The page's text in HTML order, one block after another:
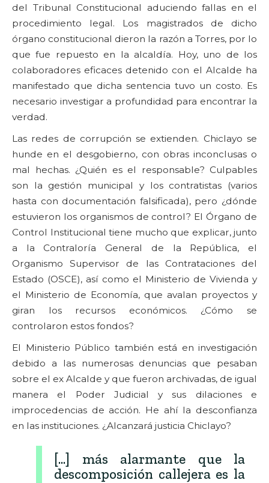
del Tribunal Constitucional aduciendo fallas en el
procedimiento legal. Los magistrados de dicho
órgano constitucional dieron la razón a Torres, por lo
que fue repuesto en la alcaldía. Hoy, uno de los
colaboradores eficaces detenido con el Alcalde ha
manifestado que dicha sentencia tuvo un costo. Es
necesario investigar a profundidad para encontrar la
verdad.
Las redes de corrupción se extienden. Chiclayo se
hunde en el desgobierno, con obras inconclusas o
mal hechas. ¿Quién es el responsable? Culpables
son la gestión municipal y los contratistas (varios
hasta con documentación falsificada), pero ¿dónde
estuvieron los organismos de control? El Órgano de
Control Institucional tiene mucho que explicar, junto
a la Contraloría General de la República, el
Organismo Supervisor de las Contrataciones del
Estado (OSCE), así como el Ministerio de Vivienda y
el Ministerio de Economía, que avalan proyectos y
giran los recursos económicos. ¿Cómo se
controlaron estos fondos?
El Ministerio Público también está en investigación
debido a las numerosas denuncias que pesaban
sobre el ex Alcalde y que fueron archivadas, de igual
manera el Poder Judicial y sus dilaciones e
improcedencias de acción. He ahí la desconfianza
en las instituciones. ¿Alcanzará justicia Chiclayo?
[...] más alarmante que la
descomposición callejera es la